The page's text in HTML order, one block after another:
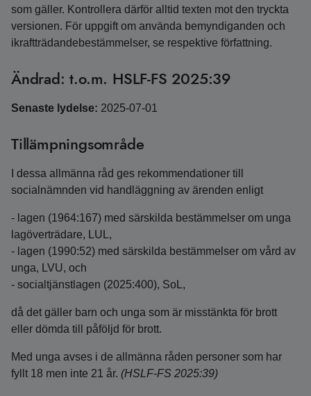
som gäller. Kontrollera därför alltid texten mot den tryckta
versionen. För uppgift om använda bemyndiganden och
ikraftträdandebestämmelser, se respektive författning.
Ändrad: t.o.m. HSLF-FS 2025:39
Senaste lydelse: 2025-07-01
Tillämpningsområde
I dessa allmänna råd ges rekommendationer till
socialnämnden vid handläggning av ärenden enligt
- lagen (1964:167) med särskilda bestämmelser om unga
lagöverträdare, LUL,
- lagen (1990:52) med särskilda bestämmelser om vård av
unga, LVU, och
- socialtjänstlagen (2025:400), SoL,
då det gäller barn och unga som är misstänkta för brott
eller dömda till påföljd för brott.
Med unga avses i de allmänna råden personer som har
fyllt 18 men inte 21 år. (HSLF-FS 2025:39)